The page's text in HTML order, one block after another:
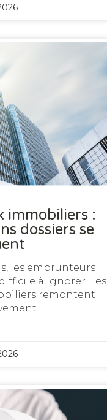
immobiliers :
dossiers se
les emprunteurs
à ignorer : les
remontent